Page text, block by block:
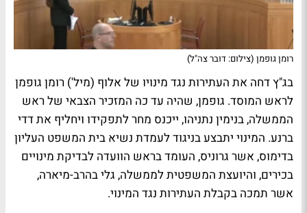
רומן גופמן (צילום: דובר צה"ל)
בג"ץ דחה את העתירות נגד מינויו של אלוף (מיל') רומן גופמן
לראש המוסד. גופמן, שהיה עד כה המזכיר הצבאי של ראש
הממשלה, בנימין נתניהו, ייכנס מחר לתפקידו ויחליף את דדי
ברנע. המינוי יתבצע בניגוד לעמדת נשיא בית המשפט העליון
בדימוס, אשר גרוניס, העומד בראש הוועדה לבדיקת מינויים
בכירים, והיועצת המשפטית לממשלה, גלי בהרב-מיארה,
אשר תמכה בקבלת העתירות נגד המינוי.